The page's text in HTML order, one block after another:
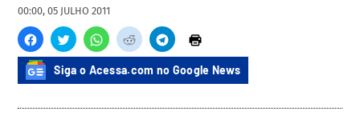
00:00, 05 JULHO 2011
Siga o Acessa.com no Google News